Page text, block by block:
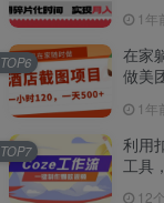
1年
在家
做美
1年
TOP6
利用
工具
12
TOP7